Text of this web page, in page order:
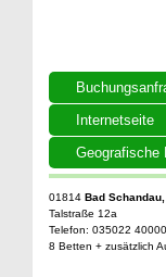
Internetseite
Geografische
01814 Bad
Talstraße 12a
Telefon: 035022 40000
8 Betten + zusätzlich